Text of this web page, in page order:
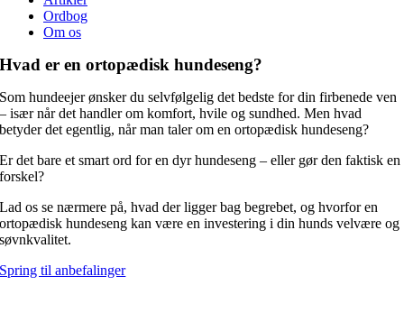
Ordbog
Om os
Hvad er en ortopædisk hundeseng?
Som hundeejer ønsker du selvfølgelig det bedste for din firbenede ven
– især når det handler om komfort, hvile og sundhed. Men hvad
betyder det egentlig, når man taler om en ortopædisk hundeseng?
Er det bare et smart ord for en dyr hundeseng – eller gør den faktisk en
forskel?
Lad os se nærmere på, hvad der ligger bag begrebet, og hvorfor en
ortopædisk hundeseng kan være en investering i din hunds velvære og
søvnkvalitet.
Spring til anbefalinger